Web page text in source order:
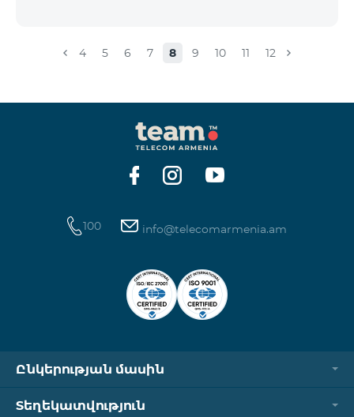
4 5 6 7 8 9 10 11 12
100 info@telecomarmenia.am
Ընկերության մասին
Տեղեկատվություն